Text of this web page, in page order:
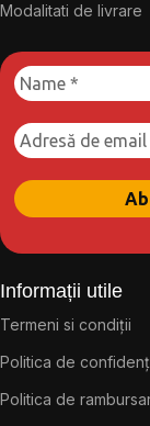
Modalitati de livrare
Informații utile
Termeni si condiții
Politica de
Politica de